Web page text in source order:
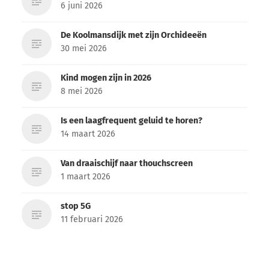
6 juni 2026
De Koolmansdijk met zijn Orchideeën
30 mei 2026
Kind mogen zijn in 2026
8 mei 2026
Is een laagfrequent geluid te horen?
14 maart 2026
Van draaischijf naar thouchscreen
1 maart 2026
stop 5G
11 februari 2026